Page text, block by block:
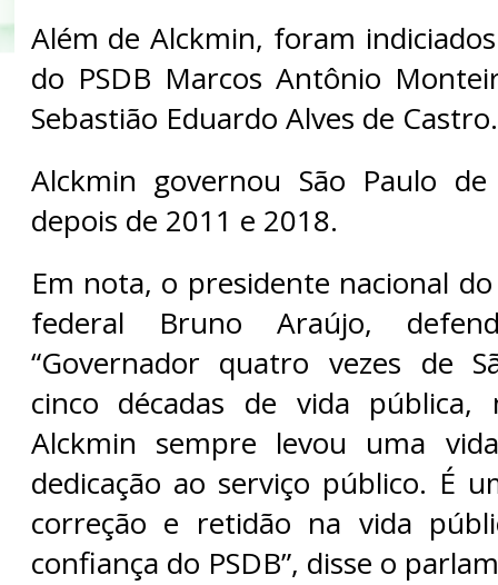
Além de Alckmin, foram
do PSDB Marcos Antônio
Sebastião Eduardo Alves de Castro.
Alckmin governou São Paulo
depois de 2011 e 2018.
Em nota, o presidente nacional
federal Bruno Araújo,
“Governador quatro vezes de
cinco décadas de vida pública,
Alckmin sempre levou uma
dedicação ao serviço público. É
correção e retidão na vida
confiança do PSDB”, disse o